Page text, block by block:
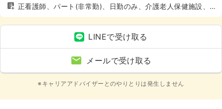
正看護師、パート(非常勤)、日勤のみ、介護老人保健施設、
介護・福祉系、4週8休以上
LINEで受け取る
メールで受け取る
※キャリアアドバイザーとのやりとりは発生しません